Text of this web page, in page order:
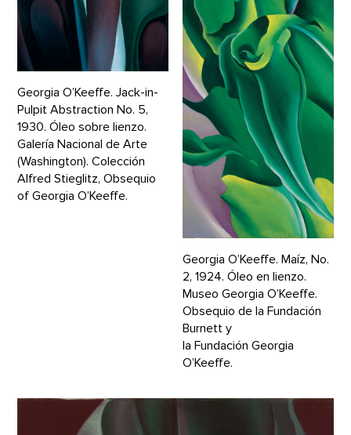
Georgia O’Keeffe. Jack-in-
Pulpit Abstraction No. 5,
1930. Óleo sobre lienzo.
Galería Nacional de Arte
(Washington). Colección
Alfred Stieglitz, Obsequio
of Georgia O’Keeffe.
Georgia O’Keeffe. Maíz, No.
2, 1924. Óleo en lienzo.
Museo Georgia O’Keeffe.
Obsequio de la Fundación
Burnett y
la Fundación Georgia
O’Keeffe.